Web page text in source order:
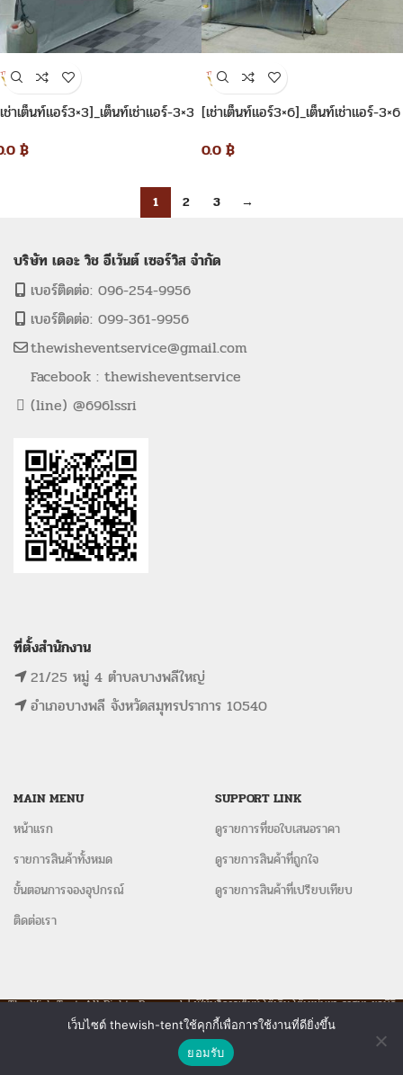
ช่าเต็นท์แอร์3×3]_เต็นท์เช่าแอร์-3×3
฿
[เช่าเต็นท์แอร์3×6]_เต็นท์เช่าแอร์-3×6
0.0 ฿
1 2 3 →
บริษัท เดอะ วิช อีเว้นต์ เซอร์วิส จำกัด
เบอร์ติดต่อ: 096-254-9956
เบอร์ติดต่อ: 099-361-9956
thewisheventservice@gmail.com
Facebook : thewisheventservice
(line) @696lssri
ที่ตั้งสำนักงาน
21/25 หมู่ 4 ตำบลบางพลีใหญ่
อำเภอบางพลี จังหวัดสมุทรปราการ 10540
MAIN MENU
หน้าแรก
รายการสินค้าทั้งหมด
ขั้นตอนการจองอุปกรณ์
ติดต่อเรา
SUPPORT LINK
ดูรายการที่ขอใบเสนอราคา
ดูรายการสินค้าที่ถูกใจ
ดูรายการสินค้าที่เปรียบเทียบ
The Wish Tent. All Rights Reserved. | ผู้ให้บริการเต็นท์ โต๊ะจีน โต๊ะหมู่บูชา-อาสนะ ชุดพิธี
งานแต่ง รวมถึงอุปกรณ์ต่างๆมากกว่า 100 รายการ ให้บริการทั้งในกรุงเทพและต่างจังหวัด
เว็บไซต์ thewish-tentใช้คุกกี้เพื่อการใช้งานที่ดียิ่งขึ้น
ยอมรับ
ติดต่อเรา